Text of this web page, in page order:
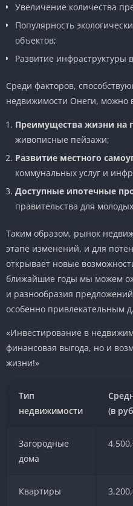
Увеличение количества
Популярность
объектов;
Развитие инфраструктуры
Среди факторов,
недвижимости Онеги, можно
Преимущества жизни на
живописные пейзажи;
Развитие местного
коммунальных услуг и
Доступные ипотечные
правительства для
Таким образом, рынок
этапе изменений, и для
открывает новые
ближайшие годы мы можем
и разнообразия
особенно привлекательным
«Инвестирование в
финансовая выгода, но и
жизни!»
Тип
недвижимости
(в
Загородные
дома
Квартиры